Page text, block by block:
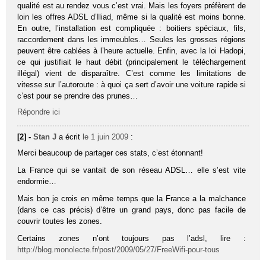
qualité est au rendez vous c’est vrai. Mais les foyers préfèrent de
loin les offres ADSL d’Iliad, même si la qualité est moins bonne.
En outre, l’installation est compliquée : boitiers spéciaux, fils,
raccordement dans les immeubles… Seules les grosses régions
peuvent être cablées à l’heure actuelle. Enfin, avec la loi Hadopi,
ce qui justifiait le haut débit (principalement le téléchargement
illégal) vient de disparaître. C’est comme les limitations de
vitesse sur l’autoroute : à quoi ça sert d’avoir une voiture rapide si
c’est pour se prendre des prunes…
Répondre ici
[2] -Stan J a écrit le 1 juin 2009 :
Merci beaucoup de partager ces stats, c’est étonnant!
La France qui se vantait de son réseau ADSL… elle s’est vite
endormie…
Mais bon je crois en même temps que la France a la malchance
(dans ce cas précis) d’être un grand pays, donc pas facile de
couvrir toutes les zones.
Certains zones n’ont toujours pas l’adsl, lire :
http://blog.monolecte.fr/post/2009/05/27/FreeWifi-pour-tous